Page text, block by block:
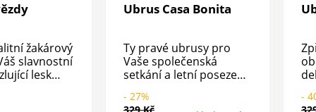
žakárový
slavnostní
lesk
Ubrus Casa Bonita
Ty pravé ubrusy pro
Vaše společenská
setkání a letní posezení:
kostkovaném žakáru s
- 27%
-